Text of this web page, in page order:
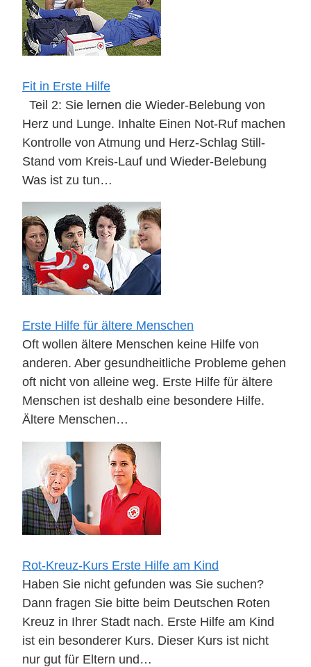
Fit in Erste Hilfe
Teil 2: Sie lernen die Wieder-Belebung von
Herz und Lunge. Inhalte Einen Not-Ruf machen
Kontrolle von Atmung und Herz-Schlag Still-
Stand vom Kreis-Lauf und Wieder-Belebung
Was ist zu tun…
Erste Hilfe für ältere Menschen
Oft wollen ältere Menschen keine Hilfe von
anderen. Aber gesundheitliche Probleme gehen
oft nicht von alleine weg. Erste Hilfe für ältere
Menschen ist deshalb eine besondere Hilfe.
Ältere Menschen…
Rot-Kreuz-Kurs Erste Hilfe am Kind
Haben Sie nicht gefunden was Sie suchen?
Dann fragen Sie bitte beim Deutschen Roten
Kreuz in Ihrer Stadt nach. Erste Hilfe am Kind
ist ein besonderer Kurs. Dieser Kurs ist nicht
nur gut für Eltern und…